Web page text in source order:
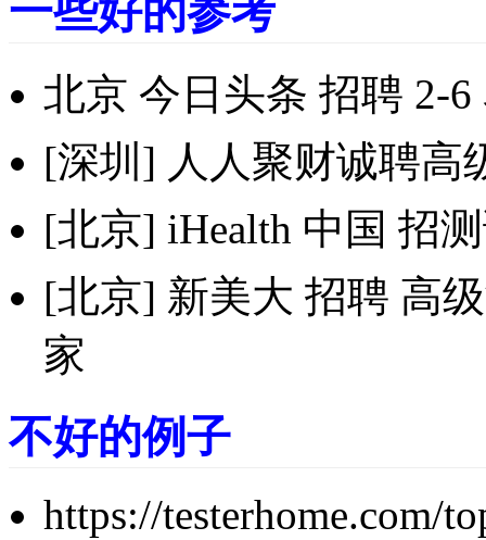
一些好的参考
北京 今日头条 招聘 2-
[深圳] 人人聚财诚聘高
[北京] iHealth 中国 招
[北京] 新美大 招聘 高
家
不好的例子
https://testerhome.com/